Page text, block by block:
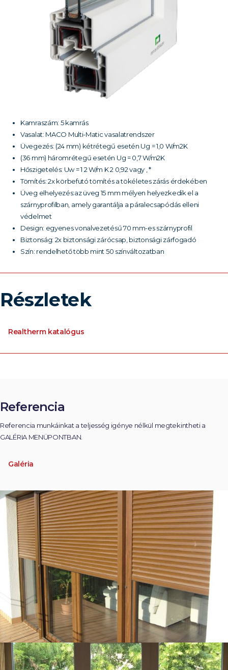
Kamraszám: 5 kamrás
Vasalat: MACO Multi-Matic vasalatrendszer
Üvegezés: (24 mm) kétrétegű esetén Ug = 1,0 W/m2K
(36 mm) háromrétegű esetén Ug = 0,7 W/m2K
Hőszigetelés: Uw = 1 2 W/m K 2 0,92 vagy , *
Tömítés: 2x körbefutó tömítés a tökéletes zárás érdekében
Üveg elhelyezés:az üveg 15 mm mélyen helyezkedik el a
szárnyprofilban, amely garantálja a páralecsapódás elleni
védelmet
Design: egyenes vonalvezetésű 70 mm-es szárnyprofil
Biztonság: 2x biztonsági zárócsap, biztonsági zárfogadó
Szín: rendelhető több mint 50 színváltozatban
Részletek
Realtherm katalógus
Referencia
Referencia munkáinkat a teljesség igénye nélkül megtekintheti a
GALÉRIA MENÜPONTBAN.
Galéria